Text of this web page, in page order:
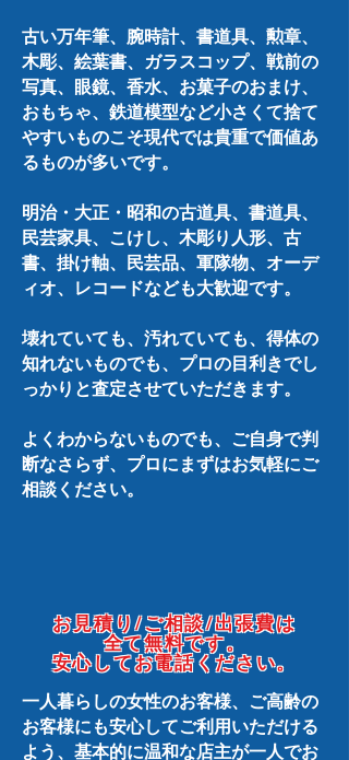
古い万年筆、腕時計、書道具、勲章、
木彫、絵葉書、ガラスコップ、戦前の
写真、眼鏡、香水、お菓子のおまけ、
おもちゃ、鉄道模型など小さくて捨て
やすいものこそ現代では貴重で価値あ
るものが多いです。
明治・大正・昭和の古道具、書道具、
民芸家具、こけし、木彫り人形、古
書、掛け軸、民芸品、軍隊物、オーデ
ィオ、レコードなども大歓迎です。
壊れていても、汚れていても、得体の
知れないものでも、プロの目利きでし
っかりと査定させていただきます。
よくわからないものでも、ご自身で判
断なさらず、プロにまずはお気軽にご
相談ください。
お見積り/ご相談/出張費は
全て無料です。
安心してお電話ください。
一人暮らしの女性のお客様、ご高齢の
お客様にも安心してご利用いただける
よう、基本的に温和な店主が一人でお